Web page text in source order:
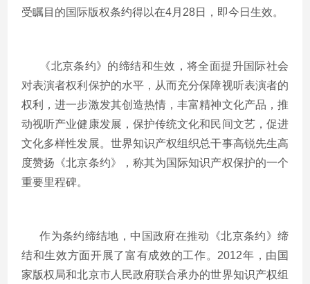
受瞩目的国际版权条约得以在4月28日，即今日生效。
《北京条约》的缔结和生效，将全面提升国际社会
对表演者权利保护的水平，从而充分保障视听表演者的
权利，进一步激发其创造热情，丰富精神文化产品，推
动视听产业健康发展，保护传统文化和民间文艺，促进
文化多样性发展。世界知识产权组织总干事高锐先生高
度赞扬《北京条约》，称其为国际知识产权保护的一个
重要里程碑。
作为条约缔结地，中国政府在推动《北京条约》缔
结和生效方面开展了富有成效的工作。2012年，由国
家版权局和北京市人民政府联合承办的世界知识产权组